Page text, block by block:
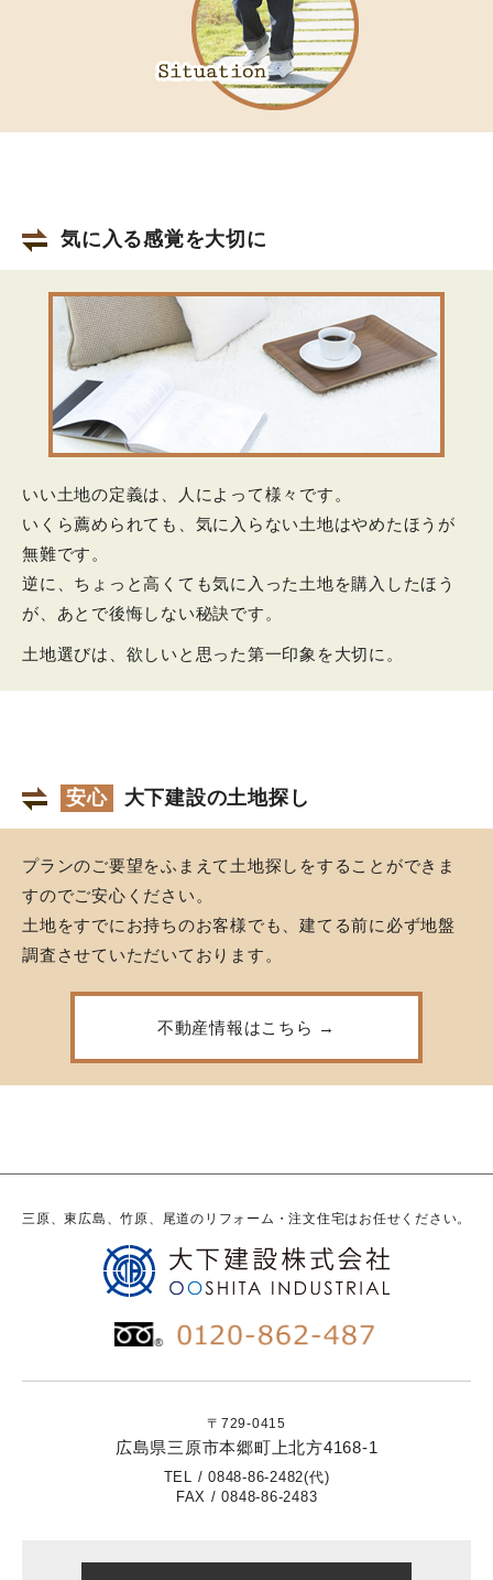
気に入る感覚を大切に
いい土地の定義は、人によって様々です。
いくら薦められても、気に入らない土地はやめたほうが
無難です。
逆に、ちょっと高くても気に入った土地を購入したほう
が、あとで後悔しない秘訣です。
土地選びは、欲しいと思った第一印象を大切に。
安心 大下建設の土地探し
プランのご要望をふまえて土地探しをすることができま
すのでご安心ください。
土地をすでにお持ちのお客様でも、建てる前に必ず地盤
調査させていただいております。
不動産情報はこちら →
三原、東広島、竹原、尾道のリフォーム・注文住宅はお任せください。
〒729-0415
広島県三原市本郷町上北方4168-1
TEL / 0848-86-2482(代)
FAX / 0848-86-2483